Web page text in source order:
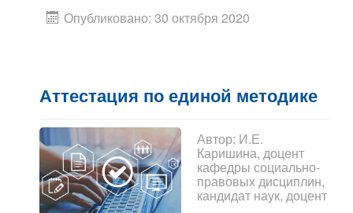
Опубликовано: 30 октября 2020
Аттестация по единой методике
Автор: И.Е.
Каришина, доцент
кафедры социально-
правовых дисциплин,
кандидат наук, доцент